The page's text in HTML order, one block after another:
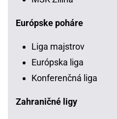
Európske poháre
Liga majstrov
Európska liga
Konferenčná liga
Zahraničné ligy